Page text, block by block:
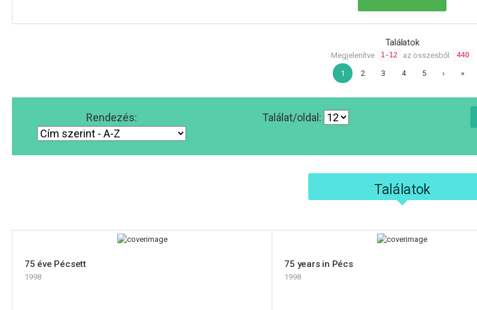
Találatok
Megjelenítve 1-12 az összesből: 440
1 2 3 4 5 › »
Rendezés: Találat/oldal:
Találatok
75 éve Pécsett
1998
75 years in Pécs
1998